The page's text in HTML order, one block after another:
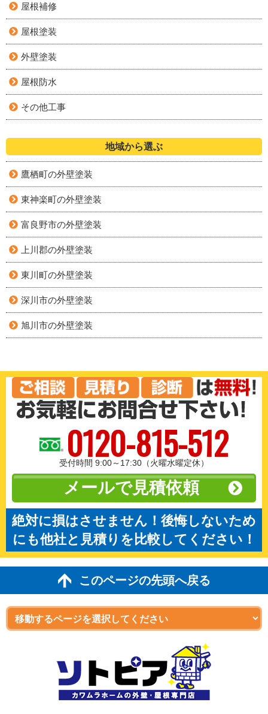
屋根補修
屋根塗装
外壁塗装
屋根防水
その他工事
地域から選ぶ
鷹栖町の外壁塗装
東神楽町の外壁塗装
富良野市の外壁塗装
上川郡の外壁塗装
東川町の外壁塗装
深川市の外壁塗装
旭川市の外壁塗装
0120-815-512
受付時間 9:00～17:30（火曜水曜定休）
メールで見積依頼
絶対に損はさせません！後悔しないため
にも他社と見積りを比較してください！
このページの先頭へ戻る